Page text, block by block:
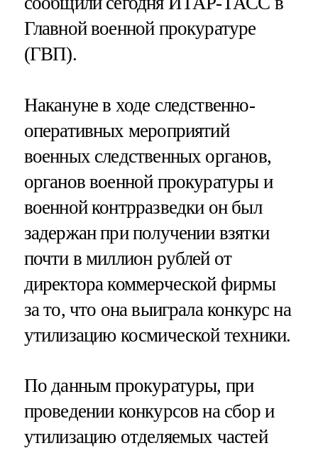
Главной военной прокуратуре
(ГВП).
Накануне в ходе следственно-
оперативных мероприятий
военных следственных органов,
органов военной прокуратуры и
военной контрразведки он был
задержан при получении взятки
почти в миллион рублей от
директора коммерческой фирмы
за то, что она выиграла конкурс на
утилизацию космической техники.
По данным прокуратуры, при
проведении конкурсов на сбор и
утилизацию отделяемых частей